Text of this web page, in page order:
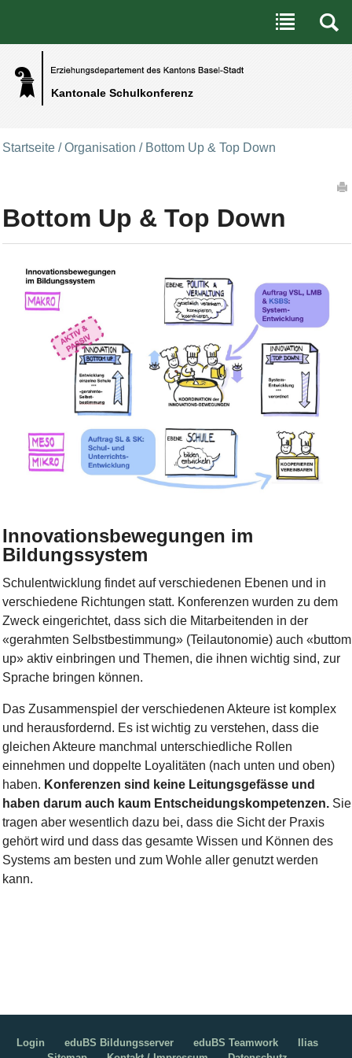
Kantonale Schulkonferenz
Benutzerspezifische Werkzeuge
Direkt zum Inhalt|Direkt zur Navigation
Startseite /Organisation / Bottom Up & Top Down
Bottom Up & Top Down
Innovationsbewegungen im
Bildungssystem
Schulentwicklung findet auf verschiedenen Ebenen und in
verschiedene Richtungen statt. Konferenzen wurden zu dem
Zweck eingerichtet, dass sich die Mitarbeitenden in der
«gerahmten Selbstbestimmung» (Teilautonomie) auch «buttom
up» aktiv einbringen und Themen, die ihnen wichtig sind, zur
Sprache bringen können.
Das Zusammenspiel der verschiedenen Akteure ist komplex
und herausfordernd. Es ist wichtig zu verstehen, dass die
gleichen Akteure manchmal unterschiedliche Rollen
einnehmen und doppelte Loyalitäten (nach unten und oben)
haben. Konferenzen sind keine Leitungsgefässe und
haben darum auch kaum Entscheidungskompetenzen.Sie
tragen aber wesentlich dazu bei, dass die Sicht der Praxis
gehört wird und dass das gesamte Wissen und Können des
Systems am besten und zum Wohle aller genutzt werden
kann.
Login eduBS Bildungsserver eduBS Teamwork
Ilias